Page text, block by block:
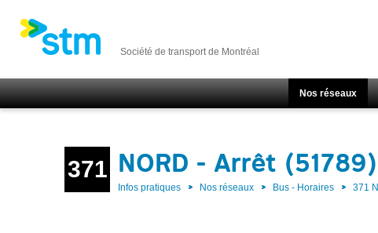
Société de transport de Montréal
Nos réseaux
371 NORD - Arrêt (51789)
Infos pratiques Nos réseaux Bus - Horaires 371